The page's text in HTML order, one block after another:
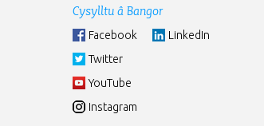
Cysylltu â Bangor
Facebook
Twitter
YouTube
Instagram
LinkedIn